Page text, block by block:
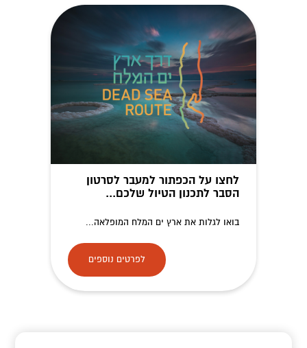
לחצו על הכפתור למעבר לסרטון
הסבר לתכנון הטיול שלכם...
בואו לגלות את ארץ ים המלח המופלאה...
לפרטים נוספים